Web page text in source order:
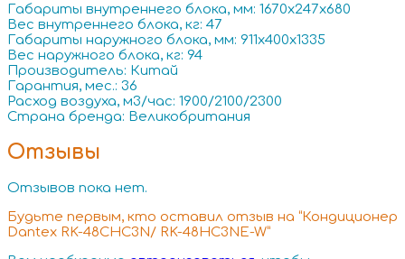
Габариты внутреннего блока, мм: 1670x247x680
Вес внутреннего блока, кг: 47
Габариты наружного блока, мм: 911x400x1335
Вес наружного блока, кг: 94
Производитель: Китай
Гарантия, мес.: 36
Расход воздуха, м3/час: 1900/2100/2300
Страна бренда: Великобритания
Отзывы
Отзывов пока нет.
Будьте первым, кто оставил отзыв на “Кондиционер
Dantex RK-48CHC3N/ RK-48HC3NE-W”